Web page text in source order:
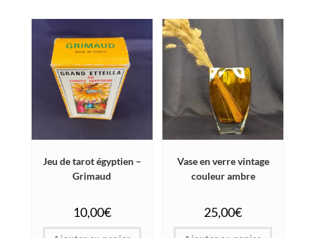
Jeu de tarot égyptien –
Grimaud
10,00€
Vase en verre vintage
couleur ambre
25,00€